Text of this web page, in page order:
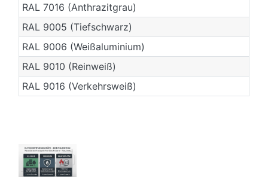
RAL 7016 (Anthrazitgrau)
RAL 9005 (Tiefschwarz)
RAL 9006 (Weißaluminium)
RAL 9010 (Reinweiß)
RAL 9016 (Verkehrsweiß)